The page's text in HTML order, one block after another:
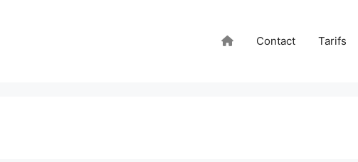
Contact Tarifs